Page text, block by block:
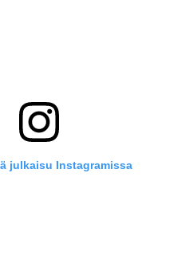
julkaisu Instagramissa